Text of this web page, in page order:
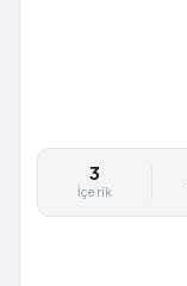
3
İçerik